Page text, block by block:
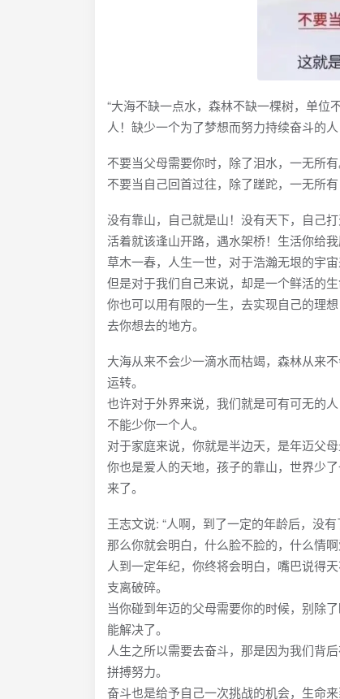
“大海不缺一点水，森林不缺一棵树，单位
人！缺少一个为了梦想而努力持续奋斗的人
不要当父母需要你时，除了泪水，一无所
不要当自己回首过往，除了蹉跎，一无所
没有靠山，自己就是山！没有天下，自己
活着就该逢山开路，遇水架桥！生活你给
草木一春，人生一世，对于浩瀚无垠的宇
但是对于我们自己来说，却是一个鲜活的
你也可以用有限的一生，去实现自己的理
去你想去的地方。
大海从来不会少一滴水而枯竭，森林从来
运转。
也许对于外界来说，我们就是可有可无的
不能少你一个人。
对于家庭来说，你就是半边天，是年迈父
你也是爱人的天地，孩子的靠山，世界少
来了。
王志文说: “人啊，到了一定的年龄后，没
那么你就会明白，什么脸不脸的，什么情
人到一定年纪，你终将会明白，嘴巴说得
支离破碎。
当你碰到年迈的父母需要你的时候，别除
能解决了。
人生之所以需要去奋斗，那是因为我们背
拼搏努力。
奋斗也是给予自己一次挑战的机会，生命